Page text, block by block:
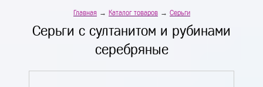
Главная→ Каталог товаров→ Серьги
Серьги с султанитом и рубинами
серебряные